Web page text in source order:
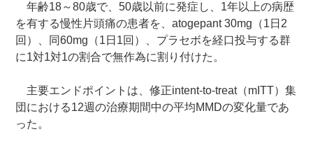
年齢18～80歳で、50歳以前に発症し、1年以上の病歴
を有する慢性片頭痛の患者を、atogepant 30mg（1日2
回）、同60mg（1日1回）、プラセボを経口投与する群
に1対1対1の割合で無作為に割り付けた。
主要エンドポイントは、修正intent-to-treat（mITT）集
団における12週の治療期間中の平均MMDの変化量であ
った。